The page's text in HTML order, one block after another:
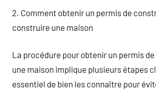
2. Comment obtenir un permis de
construire une maison
La procédure pour obtenir un permis
une maison implique plusieurs étapes
essentiel de bien les connaître pour